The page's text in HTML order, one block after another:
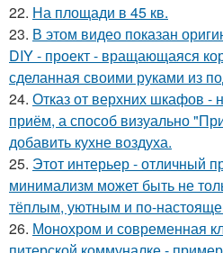
22. На площади в 45 кв.
23. В этом видео показан
DIY - проект - вращающаяся
сделанная своими руками из
24. Отказ от верхних шкафов -
приём, а способ визуально
добавить кухне воздуха.
25. Этот интерьер - отличный
минимализм может быть не
тёплым, уютным и по-
26. Монохром и современная